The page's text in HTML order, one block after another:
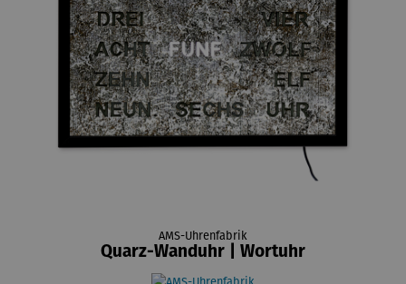
AMS-Uhrenfabrik
Quarz-Wanduhr | Wortuhr